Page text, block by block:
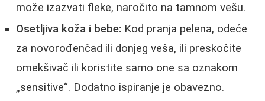
može izazvati fleke, naročito na tamnom vešu.
Osetljiva koža i bebe: Kod pranja pelena, odeće
za novorođenčad ili donjeg veša, ili preskočite
omekšivač ili koristite samo one sa oznakom
„sensitive“. Dodatno ispiranje je obavezno.